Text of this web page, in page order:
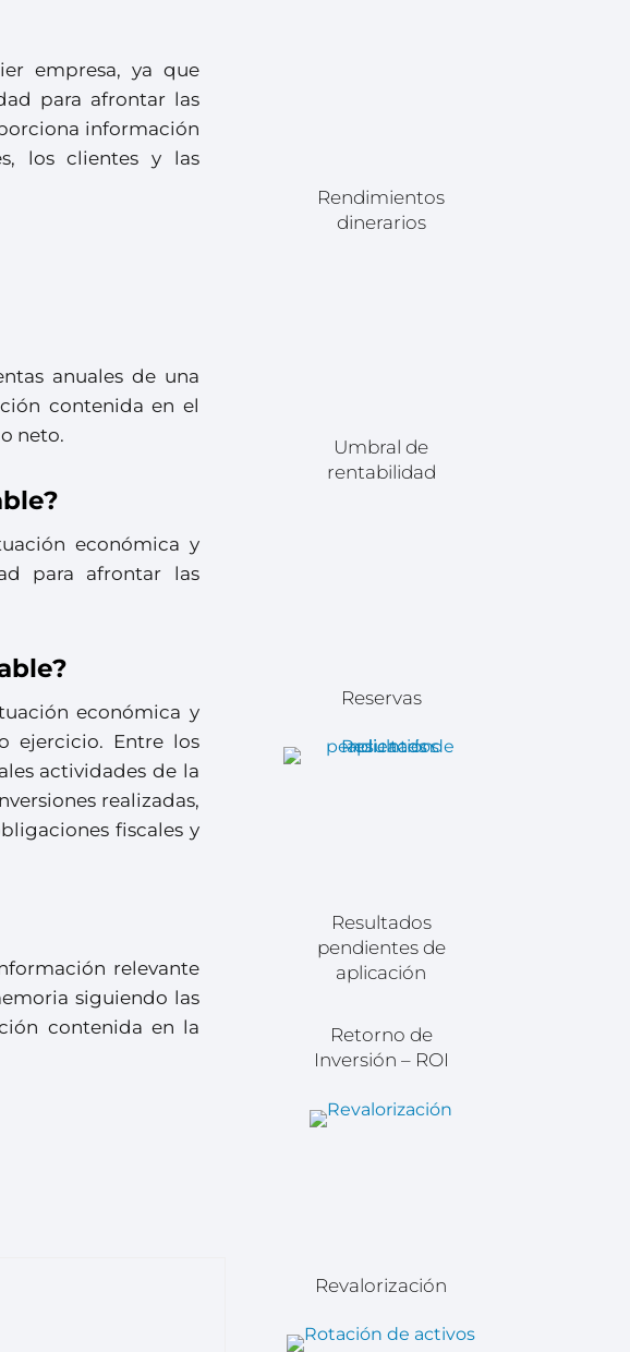
empresa, ya que
para afrontar las
información
los clientes y las
anuales de una
contenida en el
neto.
económica y
para afrontar las
económica y
ejercicio. Entre los
actividades de la
realizadas,
fiscales y
relevante
siguiendo las
contenida en la
Rendimientos
dinerarios
Umbral de
rentabilidad
Reservas
Resultados
pendientes de
aplicación
Retorno de
Inversión – ROI
Revalorización